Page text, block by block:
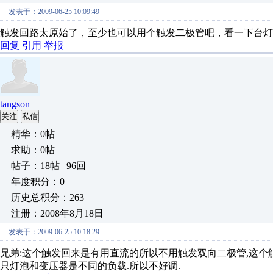
发表于：2009-06-25 10:09:49
触发回路太原始了，至少也可以用个触发二极管吧，看一下台
回复 引用 举报
tangson
关注 私信
精华：0帖
求助：0帖
帖子：18帖 | 96回
年度积分：0
历史总积分：263
注册：2008年8月18日
发表于：2009-06-25 10:18:29
兄弟:这个触发回来是有用直流的所以不用触发双向二极管,这
只灯泡和变压器是不同的负载.所以不好调.